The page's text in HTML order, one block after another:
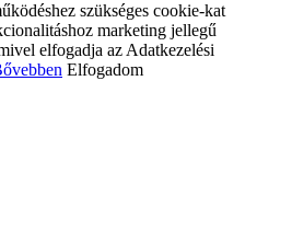
szükséges cookie-kat
marketing jellegű
elfogadja az Adatkezelési
Elfogadom